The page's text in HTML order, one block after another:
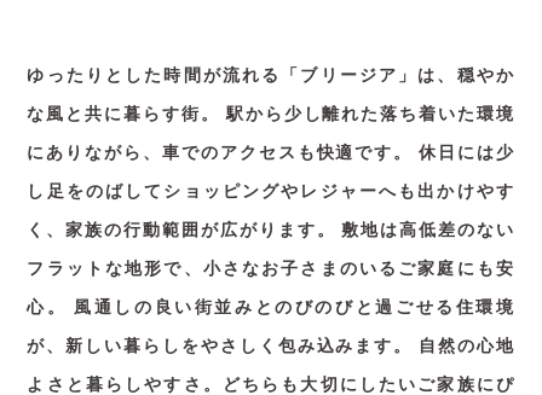
ゆったりとした時間が流れる「ブリージア」は、穏やか
な風と共に暮らす街。 駅から少し離れた落ち着いた環境
にありながら、車でのアクセスも快適です。 休日には少
し足をのばしてショッピングやレジャーへも出かけやす
く、家族の行動範囲が広がります。 敷地は高低差のない
フラットな地形で、小さなお子さまのいるご家庭にも安
心。 風通しの良い街並みとのびのびと過ごせる住環境
が、新しい暮らしをやさしく包み込みます。 自然の心地
よさと暮らしやすさ。どちらも大切にしたいご家族にぴ